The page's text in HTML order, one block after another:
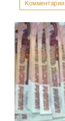
Комментарии